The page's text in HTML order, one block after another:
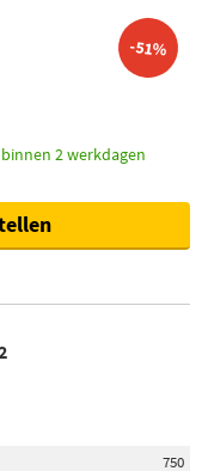
-51%
2 werkdagen
750